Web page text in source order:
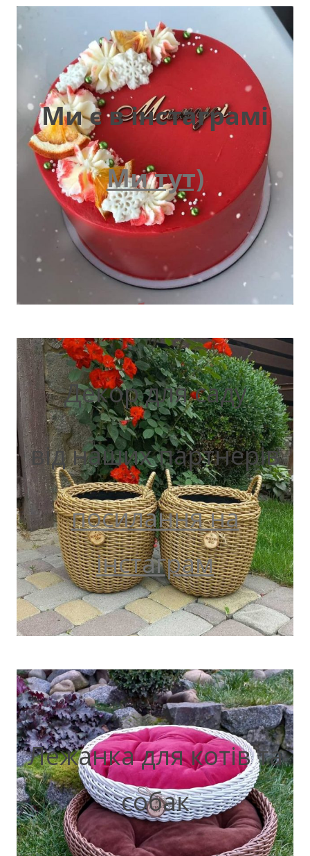
Ми є в інстаграмі
Ми тут)
Декор для саду
від наших партнерів
посилання на
інстаграм
Лежанка для котів та
собак